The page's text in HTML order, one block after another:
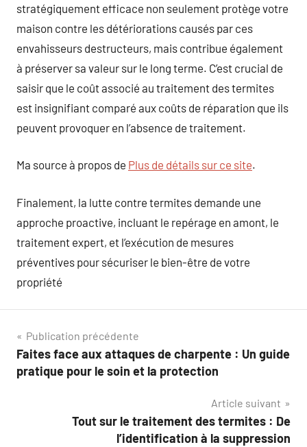
stratégiquement efficace non seulement protège votre
maison contre les détériorations causés par ces
envahisseurs destructeurs, mais contribue également
à préserver sa valeur sur le long terme. C’est crucial de
saisir que le coût associé au traitement des termites
est insignifiant comparé aux coûts de réparation que ils
peuvent provoquer en l’absence de traitement.
Ma source à propos de Plus de détails sur ce site.
Finalement, la lutte contre termites demande une
approche proactive, incluant le repérage en amont, le
traitement expert, et l’exécution de mesures
préventives pour sécuriser le bien-être de votre
propriété
Navigation
de
Publication précédente
Faites face aux attaques de charpente : Un guide
pratique pour le soin et la protection
Article suivant
Tout sur le traitement des termites : De
l’identification à la suppression